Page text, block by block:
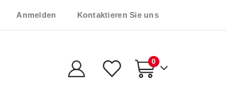
Anmelden Kontaktieren Sie uns
Warenkorb
0Artikel